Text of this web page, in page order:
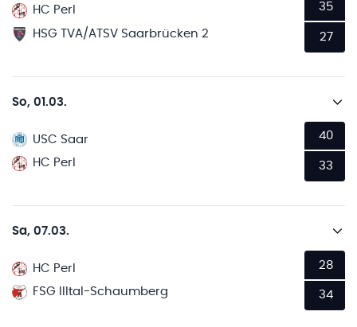
HC Perl
HSG TVA/ATSV Saarbrücken 2
35
27
So, 01.03.
USC Saar
HC Perl
40
33
Sa, 07.03.
HC Perl
FSG Illtal-Schaumberg
28
34